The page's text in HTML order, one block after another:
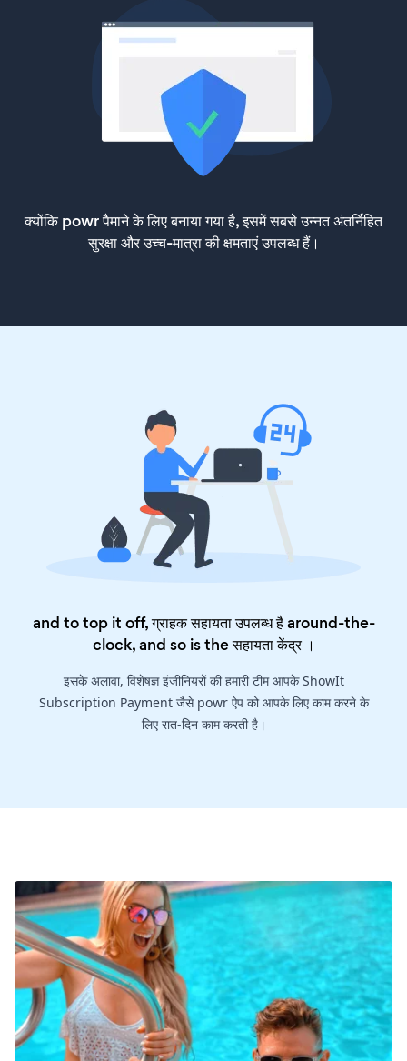
क्योंकि powr पैमाने के लिए बनाया गया है, इसमें सबसे उन्नत अंतर्निहित
सुरक्षा और उच्च-मात्रा की क्षमताएं उपलब्ध हैं।
and to top it off, ग्राहक सहायता उपलब्ध है around-the-
clock, and so is theसहायता केंद्र।
इसके अलावा, विशेषज्ञ इंजीनियरों की हमारी टीम आपके ShowIt
Subscription Payment जैसे powr ऐप को आपके लिए काम करने के
लिए रात-दिन काम करती है।